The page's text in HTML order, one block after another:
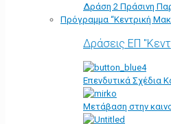
Δράση 2 Πράσινη
Πρόγραμμα “Κεντρική
Δράσεις ΕΠ
Επενδυτικά Σχέδια
Μετάβαση στην